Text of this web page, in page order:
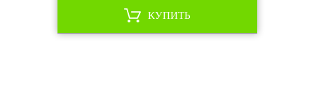
КУПИТЬ